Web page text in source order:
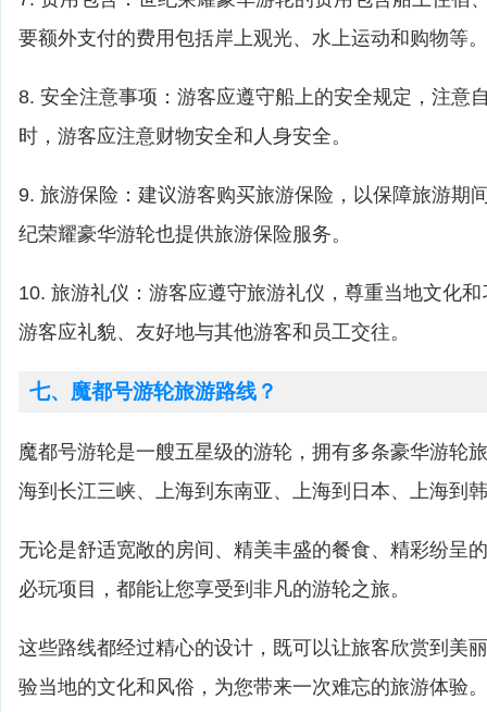
要额外支付的费用包括岸上观光、水上运动和购物等。
8. 安全注意事项：游客应遵守船上的安全规定，注意
时，游客应注意财物安全和人身安全。
9. 旅游保险：建议游客购买旅游保险，以保障旅游期
纪荣耀豪华游轮也提供旅游保险服务。
10. 旅游礼仪：游客应遵守旅游礼仪，尊重当地文化
游客应礼貌、友好地与其他游客和员工交往。
七、魔都号游轮旅游路线？
魔都号游轮是一艘五星级的游轮，拥有多条豪华游轮
海到长江三峡、上海到东南亚、上海到日本、上海到
无论是舒适宽敞的房间、精美丰盛的餐食、精彩纷呈
必玩项目，都能让您享受到非凡的游轮之旅。
这些路线都经过精心的设计，既可以让旅客欣赏到美
验当地的文化和风俗，为您带来一次难忘的旅游体验。